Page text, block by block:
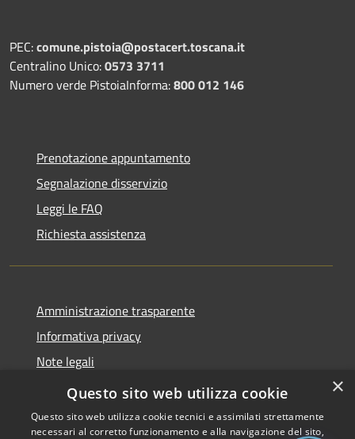
PEC:comune.pistoia@postacert.toscana.it
Centralino Unico:0573 3711
Numero verde PistoiaInforma:800 012 146
Prenotazione appuntamento
Segnalazione disservizio
Leggi le FAQ
Richiesta assistenza
Amministrazione trasparente
Informativa privacy
Note legali
Dichiarazione di accessibilità
×
Questo sito web utilizza cookie
Questo sito web utilizza cookie tecnici e assimilati strettamente
necessari al corretto funzionamento e alla navigazione del sito,